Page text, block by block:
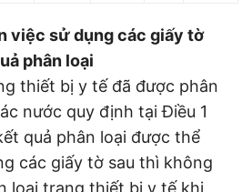
việc sử dụng các giấy tờ
phân loại
thiết bị y tế đã được phân
nước quy định tại Điều 1
quả phân loại được thể
các giấy tờ sau thì không
loại trang thiết bị y tế khi